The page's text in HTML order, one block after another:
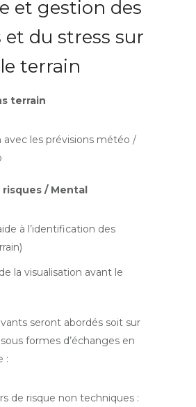
et gestion des
et du stress sur
le terrain
terrain
avec les prévisions météo /
risques / Mental
à l’identification des
la visualisation avant le
seront abordés soit sur
formes d’échanges en
:
de risque non techniques :